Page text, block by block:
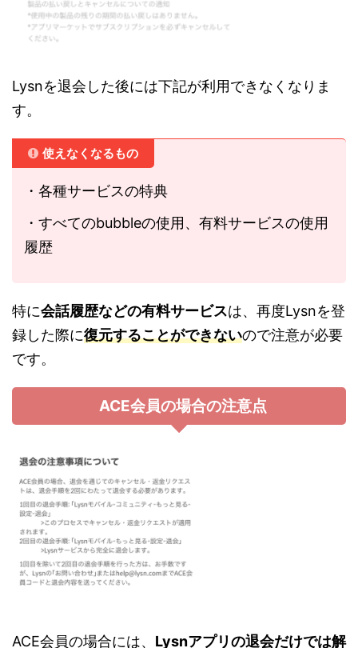
Lysnを退会した後には下記が利用できなくなりま
す。
使えなくなるもの
・各種サービスの特典
・すべてのbubbleの使用、有料サービスの使用
履歴
特に会話履歴などの有料サービスは、再度Lysnを登
録した際に復元することができないので注意が必要
です。
ACE会員の場合の注意点
ACE会員の場合には、 Lysnアプリの退会だけでは解